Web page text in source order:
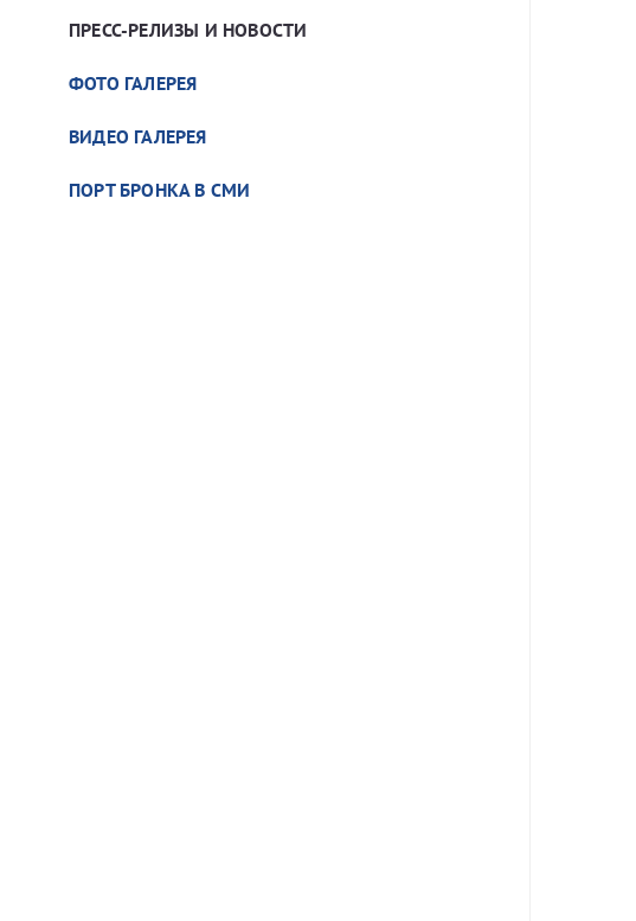
ПРЕСС-РЕЛИЗЫ И НОВОСТИ
ФОТО ГАЛЕРЕЯ
ВИДЕО ГАЛЕРЕЯ
ПОРТ БРОНКА В СМИ